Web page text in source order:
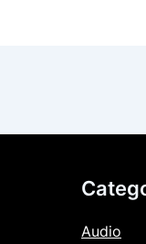
Audio